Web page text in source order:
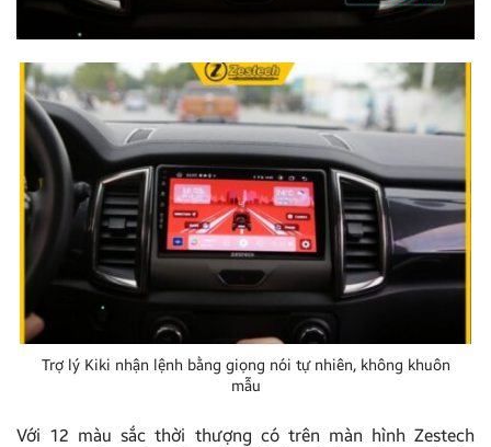
Trợ lý Kiki nhận lệnh bằng giọng nói tự nhiên, không khuôn
mẫu
Với 12 màu sắc thời thượng có trên màn hình Zestech